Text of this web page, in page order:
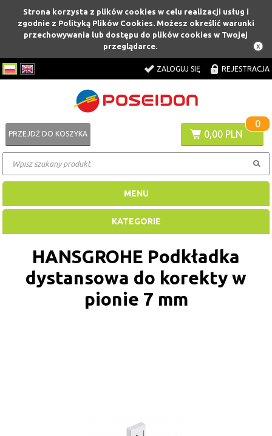
Strona korzysta z plików cookies w celu realizacji usług i
zgodnie z Polityką Plików Cookies. Możesz określić warunki
przechowywania lub dostępu do plików cookies w Twojej
przeglądarce.
ZALOGUJ SIĘ REJESTRACJA
0,00 PLN
0
PRZEJDŹ DO KOSZYKA
MENU
KATEGORIE
HANSGROHE Podkładka
dystansowa do korekty w
pionie 7 mm